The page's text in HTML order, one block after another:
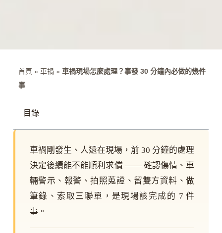
首頁 » 車禍» 車禍現場怎麼處理？事發 30 分鐘內必做的幾件
事
目錄
車禍剛發生、人還在現場，前 30 分鐘的處理
決定後續能不能順利求償 —— 確認傷情、車
輛警示、報警、拍照蒐證、留雙方資料、做
筆錄、索取三聯單，是現場該完成的 7 件
事。